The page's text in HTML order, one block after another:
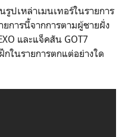
รูปเหล่าเมนเทอร์ในรายการ
การนี้จากการตามผู้ชายฝั่ง
และแจ็คสัน GOT7
กในรายการตกแต่อย่างใด